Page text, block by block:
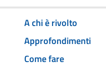
A chi è rivolto
Approfondimenti
Come fare